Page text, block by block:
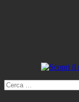
Ricerca
per: